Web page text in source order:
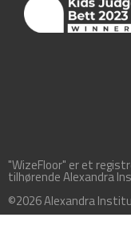
"WizeFloor" er et
tilhørende Alexandra
©2026 Alexandra